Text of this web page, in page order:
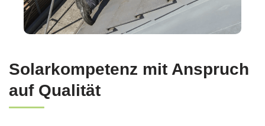
Solarkompetenz mit Anspruch
auf Qualität